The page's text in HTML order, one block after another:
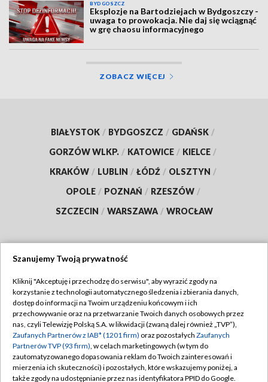
BYDGOSZCZ
Eksplozje na Bartodziejach w Bydgoszczy -
uwaga to prowokacja. Nie daj się wciągnąć
w grę chaosu informacyjnego
ZOBACZ WIĘCEJ
BIAŁYSTOK / BYDGOSZCZ / GDAŃSK /
GORZÓW WLKP. / KATOWICE / KIELCE /
KRAKÓW / LUBLIN / ŁÓDŹ / OLSZTYN /
OPOLE / POZNAŃ / RZESZÓW /
SZCZECIN / WARSZAWA / WROCŁAW
TVP
Abonament TVP
Emisja w TVP
Centrum informacji TVP
Naziemna Telewizja Cyfrowa
Regulamin TVP
Polityka prywatności
Moje zgody
Pomoc
Szanujemy Twoją prywatność
Kliknij "Akceptuję i przechodzę do serwisu", aby wyrazić zgody na
korzystanie z technologii automatycznego śledzenia i zbierania danych,
dostęp do informacji na Twoim urządzeniu końcowym i ich
przechowywanie oraz na przetwarzanie Twoich danych osobowych przez
nas, czyli Telewizję Polską S.A. w likwidacji (zwaną dalej również „TVP”),
Zaufanych Partnerów z IAB* (1201 firm) oraz pozostałych Zaufanych
Partnerów TVP (93 firm), w celach marketingowych (w tym do
zautomatyzowanego dopasowania reklam do Twoich zainteresowań i
mierzenia ich skuteczności) i pozostałych, które wskazujemy poniżej, a
także zgody na udostępnianie przez nas identyfikatora PPID do Google.